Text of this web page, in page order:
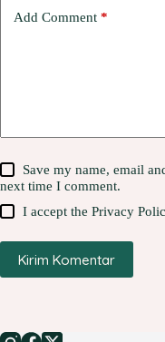
Add Comment *
Save my name, email
next time I comment.
I accept thePrivacy
Kirim Komentar